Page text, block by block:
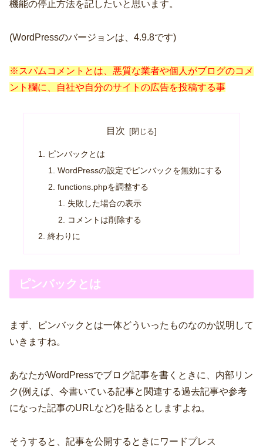
機能の停止方法を記したいと思います。
(WordPressのバージョンは、4.9.8です)
※ スパムコメントとは、悪質な業者や個人がブログのコメ
ント欄に、自社や自分のサイトの広告を投稿する事
目次
ピンバックとは
WordPressの設定でピンバックを無効にする
functions.phpを調整する
失敗した場合の表示
コメントは削除する
終わりに
ピンバックとは
まず、ピンバックとは一体どういったものなのか説明して
いきますね。
あなたがWordPressでブログ記事を書くときに、内部リン
ク(例えば、今書いている記事と関連する過去記事や参考
になった記事のURLなど)を貼るとしますよね。
そうすると、記事を公開するときにワードプレス